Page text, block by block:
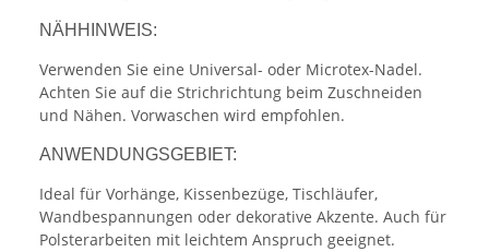
NÄHHINWEIS:
Verwenden Sie eine Universal- oder Microtex-Nadel.
Achten Sie auf die Strichrichtung beim Zuschneiden
und Nähen. Vorwaschen wird empfohlen.
ANWENDUNGSGEBIET:
Ideal für Vorhänge, Kissenbezüge, Tischläufer,
Wandbespannungen oder dekorative Akzente. Auch für
Polsterarbeiten mit leichtem Anspruch geeignet.